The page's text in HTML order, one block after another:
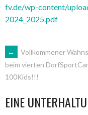
fv.de/wp-content/
2024_2025.pdf
ARTIKEL-
NAVIGATION
←
Vollkommener
beim vierten
100Kids!!!
EINE